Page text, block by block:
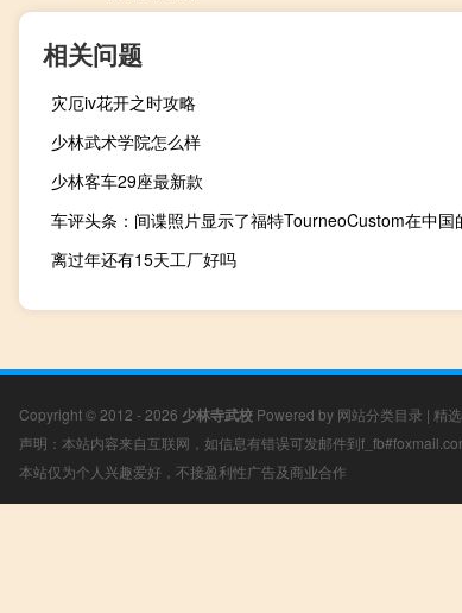
相关问题
灾厄iv花开之时攻略
少林武术学院怎么样
少林客车29座最新款
车评头条：间谍照片显示了福特TourneoCustom在中国
离过年还有15天工厂好吗
Copyright © 2012 - 2026 少林寺武校 Powered by 网站分类目录 | 精
声明：本站内容来自互联网，如信息有错误可发邮件到
本站仅为个人兴趣爱好，不接盈利性广告及商业合作